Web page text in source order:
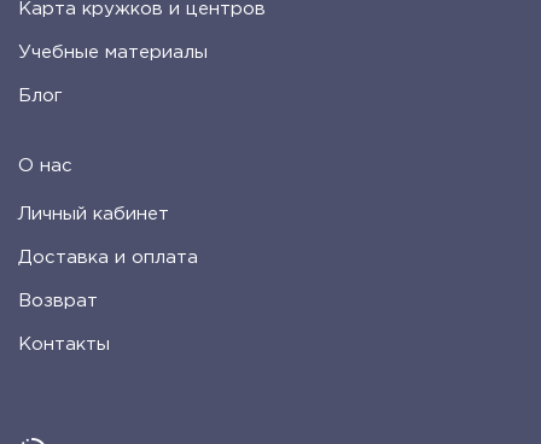
Карта кружков и центров
Учебные материалы
Блог
О нас
Личный кабинет
Доставка и оплата
Возврат
Контакты